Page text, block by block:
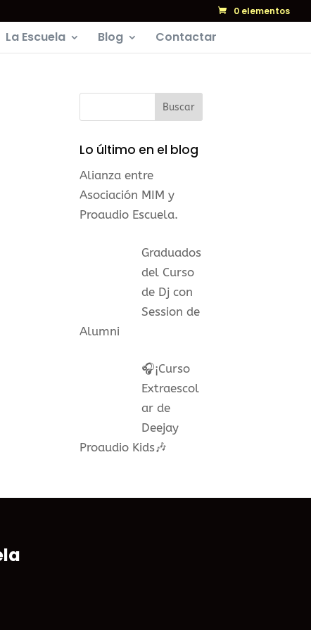
0 elementos
La Escuela Blog Contactar
Lo último en el blog
Alianza entre
Asociación MIM y
Proaudio Escuela.
Graduados
del Curso
de Dj con
Session de
Alumni
🎧¡Curso
Extraescol
ar de
Deejay
Proaudio Kids🎶